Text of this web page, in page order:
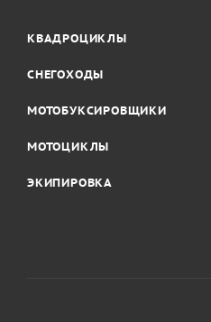
КВАДРОЦИКЛЫ
СНЕГОХОДЫ
МОТОБУКСИРОВЩИКИ
МОТОЦИКЛЫ
ЭКИПИРОВКА